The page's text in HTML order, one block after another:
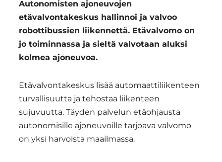
Autonomisten ajoneuvojen
etävalvontakeskus hallinnoi ja valvoo
robottibussien liikennettä. Etävalvomo on
jo toiminnassa ja sieltä valvotaan aluksi
kolmea ajoneuvoa.
Etävalvontakeskus lisää automaattiliikenteen
turvallisuutta ja tehostaa liikenteen
sujuvuutta. Täyden palvelun etäohjausta
autonomisille ajoneuvoille tarjoava valvomo
on yksi harvoista maailmassa.